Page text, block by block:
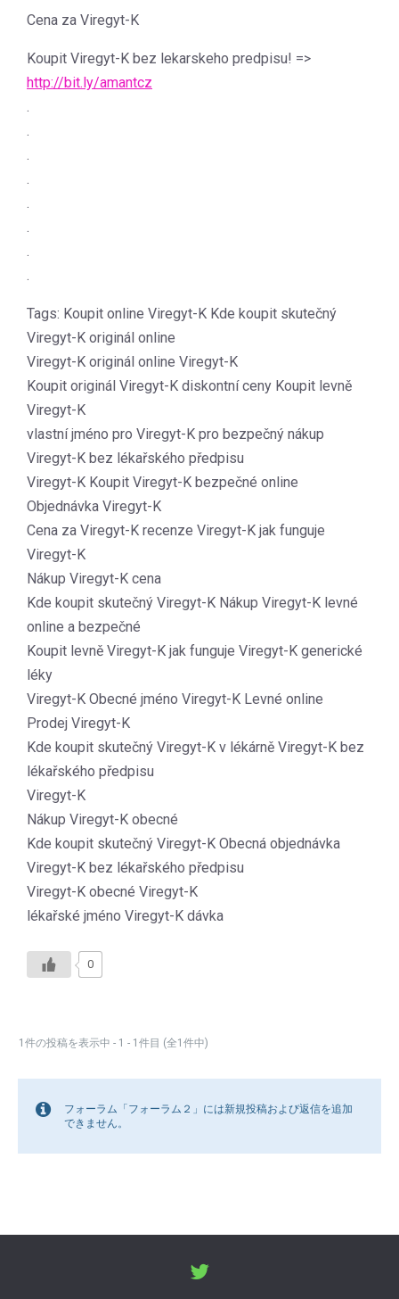
Cena za Viregyt-K
Koupit Viregyt-K bez lekarskeho predpisu! =>
http://bit.ly/amantcz
.
.
.
.
.
.
.
.
Tags: Koupit online Viregyt-K Kde koupit skutečný
Viregyt-K originál online
Viregyt-K originál online Viregyt-K
Koupit originál Viregyt-K diskontní ceny Koupit levně
Viregyt-K
vlastní jméno pro Viregyt-K pro bezpečný nákup
Viregyt-K bez lékařského předpisu
Viregyt-K Koupit Viregyt-K bezpečné online
Objednávka Viregyt-K
Cena za Viregyt-K recenze Viregyt-K jak funguje
Viregyt-K
Nákup Viregyt-K cena
Kde koupit skutečný Viregyt-K Nákup Viregyt-K levné
online a bezpečné
Koupit levně Viregyt-K jak funguje Viregyt-K generické
léky
Viregyt-K Obecné jméno Viregyt-K Levné online
Prodej Viregyt-K
Kde koupit skutečný Viregyt-K v lékárně Viregyt-K bez
lékařského předpisu
Viregyt-K
Nákup Viregyt-K obecné
Kde koupit skutečný Viregyt-K Obecná objednávka
Viregyt-K bez lékařského předpisu
Viregyt-K obecné Viregyt-K
lékařské jméno Viregyt-K dávka
0
1件の投稿を表示中 - 1 - 1件目 (全1件中)
フォーラム「フォーラム２」には新規投稿および返信を追加
できません。